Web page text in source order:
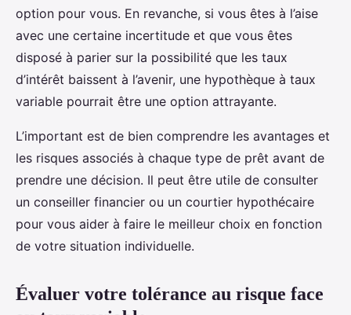
option pour vous. En revanche, si vous êtes à l’aise
avec une certaine incertitude et que vous êtes
disposé à parier sur la possibilité que les taux
d’intérêt baissent à l’avenir, une hypothèque à taux
variable pourrait être une option attrayante.
L’important est de bien comprendre les avantages et
les risques associés à chaque type de prêt avant de
prendre une décision. Il peut être utile de consulter
un conseiller financier ou un courtier hypothécaire
pour vous aider à faire le meilleur choix en fonction
de votre situation individuelle.
Évaluer votre tolérance au risque face